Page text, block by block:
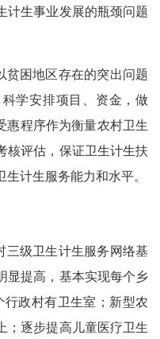
计生事业发展的瓶颈问题
困地区存在的突出问题
学安排项目、资金，做
惠程序作为衡量农村卫生
核评估，保证卫生计生扶
计生服务能力和水平。
三级卫生计生服务网络基
显提高，基本实现每个乡
政村有卫生室；新型农
；逐步提高儿童医疗卫生